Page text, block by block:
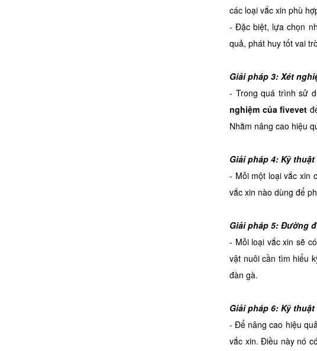
các loại vắc xin phù
- Đặc biệt, lựa chọn
quả, phát huy tốt vai
Giải pháp 3: Xét
- Trong quá trình sử
nghiệm của fivevet
Nhằm nâng cao hiệu
Giải pháp 4: Kỹ
- Mỗi một loại vắc xin
vắc xin nào dùng để
Giải pháp 5: Đường
- Mỗi loại vắc xin sẽ
vật nuôi cần tìm hiểu
đàn gà.
Giải pháp 6: Kỹ
- Để nâng cao hiệu
vắc xin. Điều này nó